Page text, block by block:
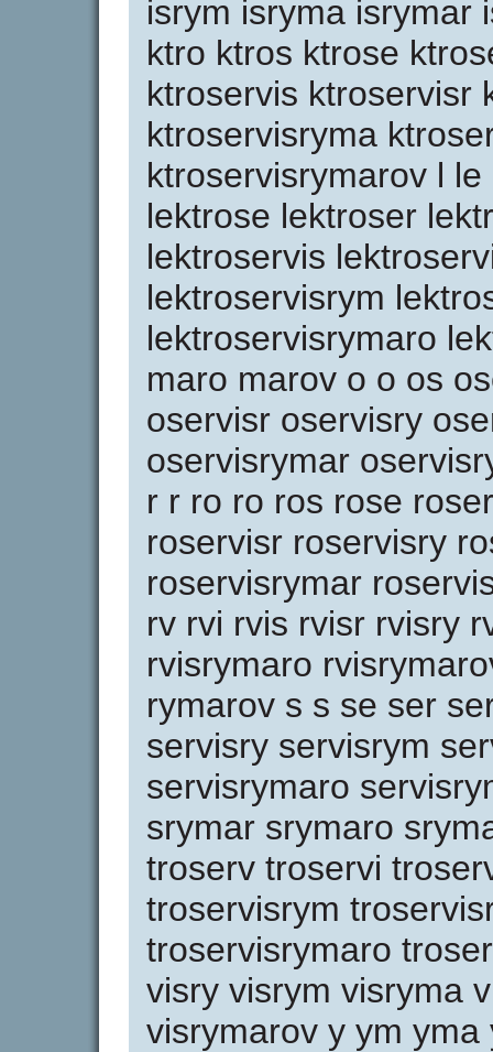
isrym isryma isrymar
ktro ktros ktrose
ktroservis ktroservisr
ktroservisryma
ktroservisrymarov l
lektrose lektroser
lektroservis
lektroservisrym
lektroservisrymaro
maro marov o o os
oservisr oservisry
oservisrymar
r r ro ro ros rose
roservisr roservisry
roservisrymar
rv rvi rvis rvisr rvisry
rvisrymaro
rymarov s s se ser
servisry servisrym
servisrymaro
srymar srymaro
troserv troservi
troservisrym
troservisrymaro
visry visrym visryma
visrymarov y ym